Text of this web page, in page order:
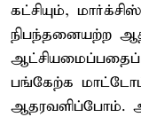
கட்சியும்,
நிபந்தனையற்ற
பங்கேற்க
ஆதரவளிப்போம்.